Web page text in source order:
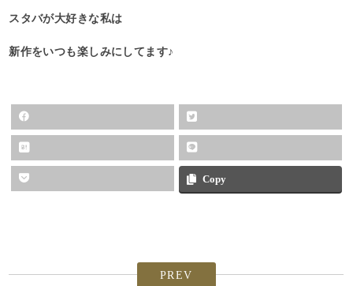
スタバが大好きな私は
新作をいつも楽しみにしてます♪
Copy
PREV